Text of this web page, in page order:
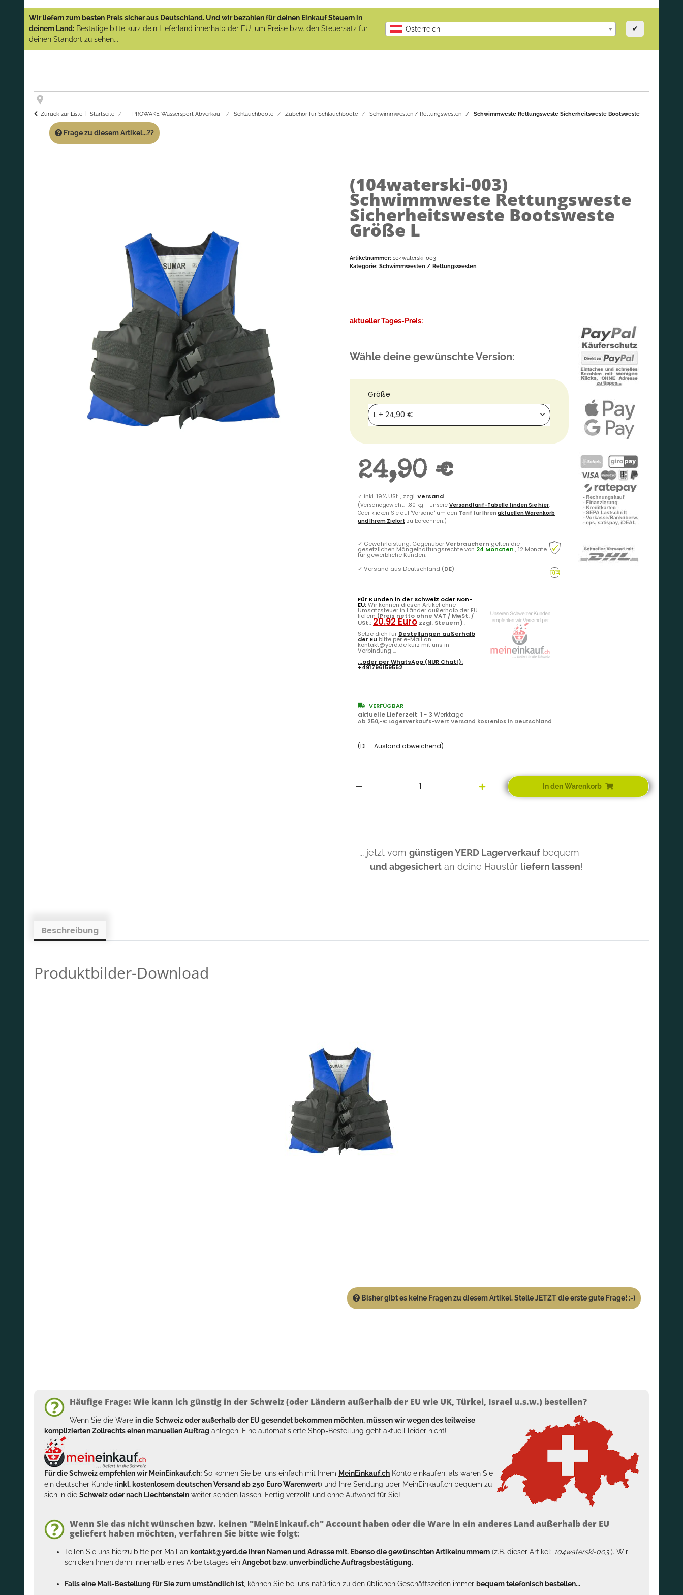
(Abverkauf)!
GARANTIE UND SERVICE:
Wir liefern zum besten Preis sicher aus Deutschland. Und wir bezahlen für deinen Einkauf Steuern in
deinem Land: Bestätige bitte kurz dein Lieferland innerhalb der EU, um Preise bzw. den Steuersatz für
deinen Standort zu sehen...
Österreich ✔
Zurück zur Liste Startseite __PROWAKE Wassersport Abverkauf Schlauchboote Zubehör für Schlauchboote Schwimmwesten / Rettungswesten Schwimmweste Rettungsweste Sicherheitsweste Bootsweste
Frage zu diesem Artikel...??
(104waterski-003)
Schwimmweste Rettungsweste
Sicherheitsweste Bootsweste
Größe L
Artikelnummer: 104waterski-003
Kategorie: Schwimmwesten / Rettungswesten
aktueller Tages-Preis:
Wähle deine gewünschte Version:
Größe
L + 24,90 €
24,90 €
✓ inkl. 19% USt. , zzgl.Versand
(Versandgewicht: 1,80 kg - Unsere Versandtarif-Tabelle finden Sie hier.
Oder klicken Sie auf "Versand" um den Tarif für Ihren aktuellen Warenkorb
und Ihrem Zielort zu berechnen.)
✓ Gewährleistung: GegenüberVerbrauchern gelten die
gesetzlichen Mängelhaftungsrechte von 24 Monaten , 12 Monate
für gewerbliche Kunden.
✓ Versand aus Deutschland (DE)
Für Kunden in der Schweiz oder Non-
EU:Wir können diesen Artikel ohne
Umsatzsteuer in Länder außerhalb der EU
liefern (Preis netto ohne VAT / MwSt. /
USt.: 20.92 Euro zzgl. Steuern) .
Setze dich für Bestellungen außerhalb
der EU bitte per e-Mail an
kontakt@yerd.de kurz mit uns in
Verbindung ...
...oder perWhatsApp (NUR Chat!):
+491796159552
VERFÜGBAR
aktuelle Lieferzeit: 1 - 3 Werktage
Ab 250,-€ Lagerverkaufs-Wert Versand kostenlos in Deutschland
(DE - Ausland abweichend)
In den Warenkorb
... jetzt vom günstigen YERD Lagerverkauf bequem
und abgesichert an deine Haustür liefern lassen!
Beschreibung
Produktbilder-Download
Bisher gibt es keine Fragen zu diesem Artikel. Stelle JETZT die erste gute Frage! :-)
Häufige Frage: Wie kann ich günstig in der Schweiz (oder Ländern außerhalb der EU wie UK, Türkei, Israel u.s.w.) bestellen?
Wenn Sie die Ware in die Schweiz oder außerhalb der EU gesendet bekommen möchten, müssen wir wegen des teilweise
komplizierten Zollrechts einen manuellen Auftrag anlegen. Eine automatisierte Shop-Bestellung geht aktuell leider nicht!
Für die Schweiz empfehlen wir MeinEinkauf.ch: So können Sie bei uns einfach mit Ihrem MeinEinkauf.ch Konto einkaufen, als wären Sie
ein deutscher Kunde (inkl. kostenlosem deutschen Versand ab 250 Euro Warenwert) und Ihre Sendung über MeinEinkauf.ch bequem zu
sich in die Schweiz oder nach Liechtenstein weiter senden lassen. Fertig verzollt und ohne Aufwand für Sie!
Wenn Sie das nicht wünschen bzw. keinen "MeinEinkauf.ch" Account haben oder die Ware in ein anderes Land außerhalb der EU
geliefert haben möchten, verfahren Sie bitte wie folgt:
Teilen Sie uns hierzu bitte per Mail an kontakt@yerd.de Ihren Namen und Adresse mit. Ebenso die gewünschten Artikelnummern (z.B. dieser Artikel: 104waterski-003). Wir
schicken Ihnen dann innerhalb eines Arbeitstages ein Angebot bzw. unverbindliche Auftragsbestätigung.
Falls eine Mail-Bestellung für Sie zum umständlich ist , können Sie bei uns natürlich zu den üblichen Geschäftszeiten immer bequem telefonisch bestellen...